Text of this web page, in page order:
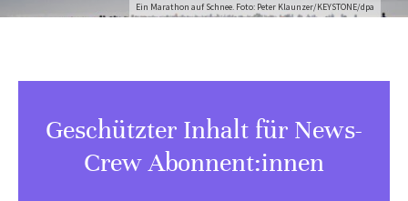
Ein Marathon auf Schnee. Foto: Peter Klaunzer/KEYSTONE/dpa
Geschützter Inhalt für News-
Crew Abonnent:innen